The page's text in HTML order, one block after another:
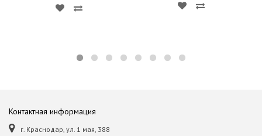
Контактная информация
г. Краснодар, ул. 1 мая, 388